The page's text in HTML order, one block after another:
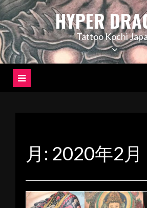
コ
ン
テ
ン
ツ
HYPER
Tattoo Kochi
月: 2020年2月